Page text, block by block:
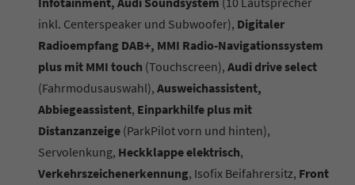
inkl. Centerspeaker und Subwoofer), Digitaler
Radioempfang DAB+, MMI Radio-Navigationssystem
plus mit MMI touch (Touchscreen), Audi drive select
(Fahrmodusauswahl), Ausweichassistent,
Abbiegeassistent, Einparkhilfe plus mit
Distanzanzeige (ParkPilot vorn und hinten),
Servolenkung, Heckklappe elektrisch,
Verkehrszeichenerkennung, Isofix Beifahrersitz, Front